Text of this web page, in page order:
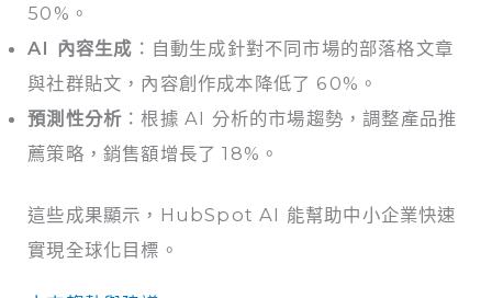
50%。
AI 內容生成 ：自動生成針對不同市場的部落格文章
與社群貼文，內容創作成本降低了 60%。
預測性分析 ：根據 AI 分析的市場趨勢，調整產品推
薦策略，銷售額增長了 18%。
這些成果顯示，HubSpot AI 能幫助中小企業快速
實現全球化目標。